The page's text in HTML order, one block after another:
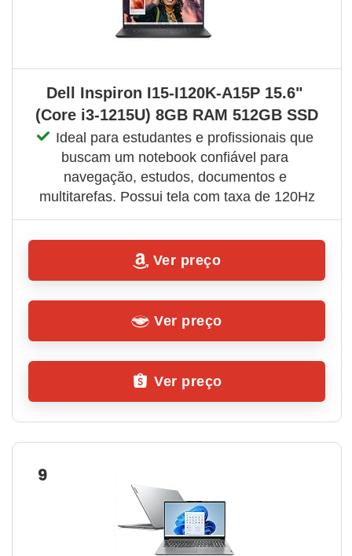
Dell Inspiron I15-I120K-A15P 15.6"
(Core i3-1215U) 8GB RAM 512GB SSD
Ideal para estudantes e profissionais que
buscam um notebook confiável para
navegação, estudos, documentos e
multitarefas. Possui tela com taxa de 120Hz
Ver preço
Ver preço
Ver preço
9